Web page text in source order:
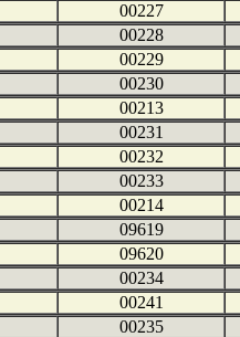
00227
00228
00229
00230
00213
00231
00232
00233
00214
09619
09620
00234
00241
00235